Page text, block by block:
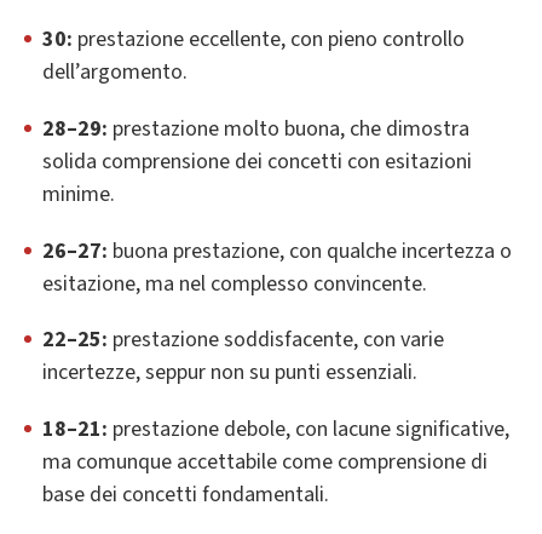
30: prestazione eccellente, con pieno controllo
dell’argomento.
28–29: prestazione molto buona, che dimostra
solida comprensione dei concetti con esitazioni
minime.
26–27: buona prestazione, con qualche incertezza o
esitazione, ma nel complesso convincente.
22–25: prestazione soddisfacente, con varie
incertezze, seppur non su punti essenziali.
18–21: prestazione debole, con lacune significative,
ma comunque accettabile come comprensione di
base dei concetti fondamentali.